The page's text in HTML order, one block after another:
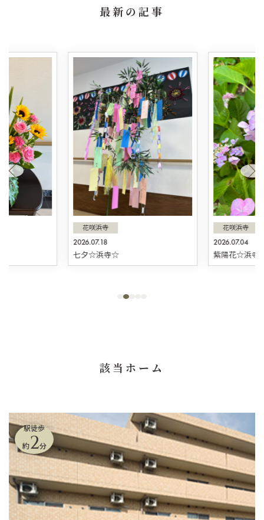
最新の記事
2026.07.18
花咲浜寺
七夕☆浜寺☆
2026.07.04
花咲浜寺
紫陽花☆浜寺
該当ホーム
駅徒歩
約2分